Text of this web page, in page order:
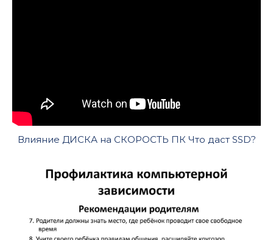
Влияние ДИСКА на СКОРОСТЬ ПК Что даст SSD?